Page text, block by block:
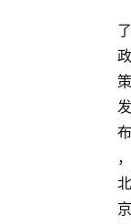
了
政
策
发
布
，
北
京